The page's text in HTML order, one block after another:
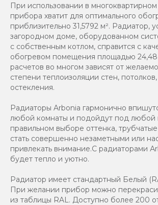
При использовании в
прибора хватит для оптимального
приблизительно 31,5792 м². Радиатор,
загородном доме, оборудованном
с собственным котлом, справится с
обогревом помещения площадью 24,48
расчетов во многом зависят от
степени теплоизоляции стен,
остекления.
Радиаторы Arbonia гармонично
любой комнаты и подойдут под любой
правильном выборе оттенка,
стать совершенно незаметными или
привлекать внимание.С радиаторами
будет тепло и уютно.
Радиатор имеет стандартный Белый
При желании прибор можно
из таблицы RAL. Доступно более 200